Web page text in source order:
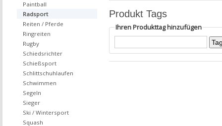
Produkt Tags
Ihren Produkttag hinzufügen
Paintball
Radsport
Reiten / Pferde
Ringreiten
Rugby
Schiedsrichter
Schießsport
Schlittschuhlaufen
Schwimmen
Segeln
Sieger
Ski / Wintersport
Squash